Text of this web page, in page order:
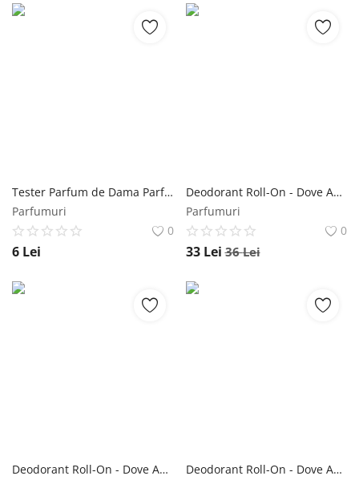
Blog
Tester Parfum de Dama Parfen Lucky Emperatriz cod 535 Florgarden, 2 ml Florgarden
Parfumuri
0
6 Lei
Deodorant Roll-On - Dove Advanced Care Invisible Dry White Freesia Scent, 50 ml Dove
Parfumuri
0
33 Lei 36Lei
Deodorant Roll-On - Dove Advanced Care Go Fresh Acai Berry Scent, 50 ml Dove
Deodorant Roll-On - Dove Advanced Care Coconut & Jasmine Flower Scent, 50 ml Dove